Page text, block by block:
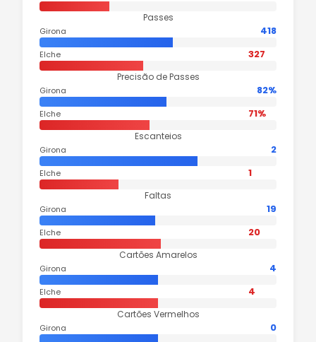
Passes
Girona 418
Elche 327
Precisão de Passes
Girona 82%
Elche 71%
Escanteios
Girona 2
Elche 1
Faltas
Girona 19
Elche 20
Cartões Amarelos
Girona 4
Elche 4
Cartões Vermelhos
Girona 0